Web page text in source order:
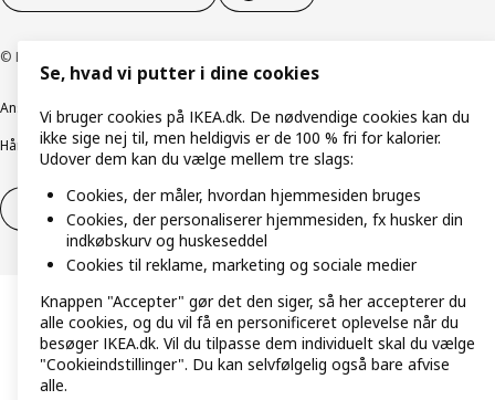
© Inter IKEA Systems B.V. 1999-2026
Ansvarlig rapportering Cookiepolitik
Digital tilgængelighed
Håndtering af persondataSalgs- og leveringsbetingelser
Fortryd dit køb Fortryd dit køb af service
Se, hvad vi putter i dine cookies
Vi bruger cookies på IKEA.dk. De nødvendige cookies kan du
ikke sige nej til, men heldigvis er de 100 % fri for kalorier.
Udover dem kan du vælge mellem tre slags:
Cookies, der måler, hvordan hjemmesiden bruges
Cookies, der personaliserer hjemmesiden, fx husker din
indkøbskurv og huskeseddel
Cookies til reklame, marketing og sociale medier
Knappen "Accepter" gør det den siger, så her accepterer du
alle cookies, og du vil få en personificeret oplevelse når du
besøger IKEA.dk. Vil du tilpasse dem individuelt skal du vælge
"Cookieindstillinger". Du kan selvfølgelig også bare afvise
alle.